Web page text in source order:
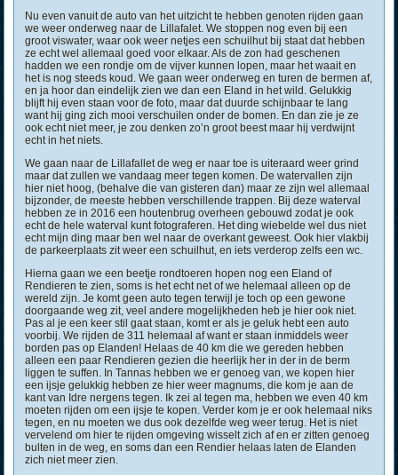
Nu even vanuit de auto van het uitzicht te hebben genoten rijden gaan
we weer onderweg naar de Lillafalet. We stoppen nog even bij een
groot viswater, waar ook weer netjes een schuilhut bij staat dat hebben
ze echt wel allemaal goed voor elkaar. Als de zon had geschenen
hadden we een rondje om de vijver kunnen lopen, maar het waait en
het is nog steeds koud. We gaan weer onderweg en turen de bermen af,
en ja hoor dan eindelijk zien we dan een Eland in het wild. Gelukkig
blijft hij even staan voor de foto, maar dat duurde schijnbaar te lang
want hij ging zich mooi verschuilen onder de bomen. En dan zie je ze
ook echt niet meer, je zou denken zo’n groot beest maar hij verdwijnt
echt in het niets.
We gaan naar de Lillafallet de weg er naar toe is uiteraard weer grind
maar dat zullen we vandaag meer tegen komen. De watervallen zijn
hier niet hoog, (behalve die van gisteren dan) maar ze zijn wel allemaal
bijzonder, de meeste hebben verschillende trappen. Bij deze waterval
hebben ze in 2016 een houtenbrug overheen gebouwd zodat je ook
echt de hele waterval kunt fotograferen. Het ding wiebelde wel dus niet
echt mijn ding maar ben wel naar de overkant geweest. Ook hier vlakbij
de parkeerplaats zit weer een schuilhut, en iets verderop zelfs een wc.
Hierna gaan we een beetje rondtoeren hopen nog een Eland of
Rendieren te zien, soms is het echt net of we helemaal alleen op de
wereld zijn. Je komt geen auto tegen terwijl je toch op een gewone
doorgaande weg zit, veel andere mogelijkheden heb je hier ook niet.
Pas al je een keer stil gaat staan, komt er als je geluk hebt een auto
voorbij. We rijden de 311 helemaal af want er staan inmiddels weer
borden pas op Elanden! Helaas de 40 km die we gereden hebben
alleen een paar Rendieren gezien die heerlijk her in der in de berm
liggen te suffen. In Tannas hebben we er genoeg van, we kopen hier
een ijsje gelukkig hebben ze hier weer magnums, die kom je aan de
kant van Idre nergens tegen. Ik zei al tegen ma, hebben we even 40 km
moeten rijden om een ijsje te kopen. Verder kom je er ook helemaal niks
tegen, en nu moeten we dus ook dezelfde weg weer terug. Het is niet
vervelend om hier te rijden omgeving wisselt zich af en er zitten genoeg
bulten in de weg, en soms dan een Rendier helaas laten de Elanden
zich niet meer zien.